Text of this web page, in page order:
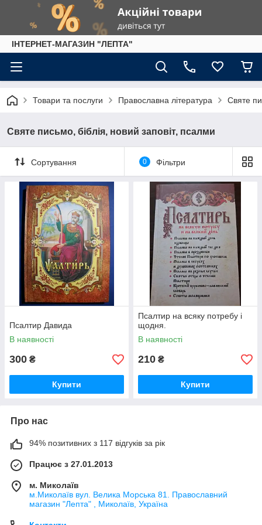
IНТЕРНЕТ-МАГАЗИН "ЛЕПТА"
Товари та послуги Православна література Святе
Святе письмо, біблія, новий заповіт, псалми
Сортування 0 Фільтри
Псалтир Давида
В наявності
300 ₴
Купити
Псалтир на всяку потребу і
щодня.
В наявності
210 ₴
Купити
Про нас
94% позитивних з 117 відгуків за рік
Працює з 27.01.2013
м. Миколаїв
м.Миколаїв вул. Велика Морська 81. Православний
магазин "Лепта" , Миколаїв, Україна